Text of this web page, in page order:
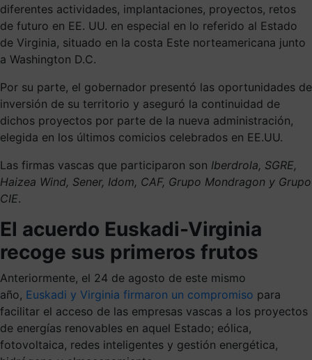
diferentes actividades, implantaciones, proyectos, retos
de futuro en EE. UU. en especial en lo referido al Estado
de Virginia, situado en la costa Este norteamericana junto
a Washington D.C.
Por su parte, el gobernador presentó las oportunidades de
inversión de su territorio y aseguró la continuidad de
dichos proyectos por parte de la nueva administración,
elegida en los últimos comicios celebrados en EE.UU.
Las firmas vascas que participaron son Iberdrola, SGRE,
Haizea Wind, Sener, Idom, CAF, Grupo Mondragon y Grupo
CIE.
El acuerdo Euskadi-Virginia
recoge sus primeros frutos
Anteriormente, el 24 de agosto de este mismo
año, Euskadi y Virginia firmaron un compromiso para
facilitar el acceso de las empresas vascas a los proyectos
de energías renovables en aquel Estado; eólica,
fotovoltaica, redes inteligentes y gestión energética,